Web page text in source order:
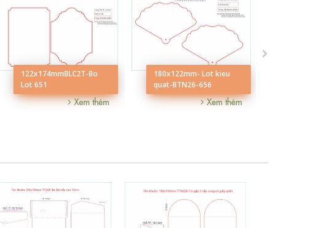
122x174mmBLC2T-Bo
Lot 651
Xem thêm
180x122mm- Lot kieu
quat-BTN26-656
Xem thêm